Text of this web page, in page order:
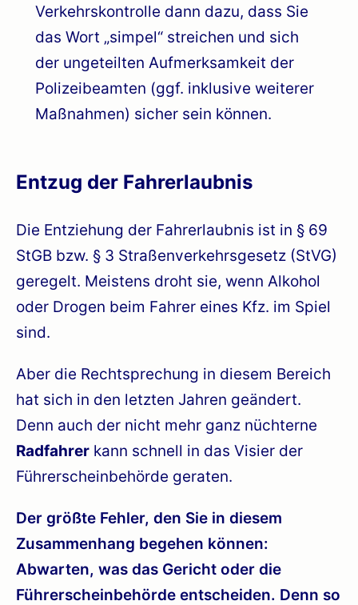
Verkehrskontrolle dann dazu, dass Sie
das Wort „simpel“ streichen und sich
der ungeteilten Aufmerksamkeit der
Polizeibeamten (ggf. inklusive weiterer
Maßnahmen) sicher sein können.
Entzug der Fahrerlaubnis
Die Entziehung der Fahrerlaubnis ist in § 69
StGB bzw. § 3 Straßenverkehrsgesetz (StVG)
geregelt. Meistens droht sie, wenn Alkohol
oder Drogen beim Fahrer eines Kfz. im Spiel
sind.
Aber die Rechtsprechung in diesem Bereich
hat sich in den letzten Jahren geändert.
Denn auch der nicht mehr ganz nüchterne
Radfahrer kann schnell in das Visier der
Führerscheinbehörde geraten.
Der größte Fehler, den Sie in diesem
Zusammenhang begehen können:
Abwarten, was das Gericht oder die
Führerscheinbehörde entscheiden. Denn so